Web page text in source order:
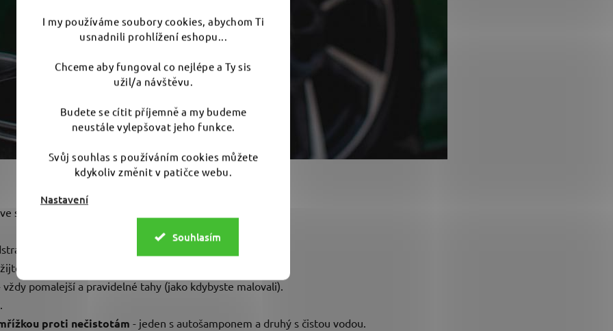
I my používáme soubory cookies, abychom Ti
usnadnili prohlížení eshopu...
Chceme aby fungoval co nejlépe a Ty sis
užil/a návštěvu.
Budete se cítit příjemně a my budeme
neustále vylepšovat jeho funkce.
Svůj souhlas s používáním cookies můžete
kdykoliv změnit v patičce webu.
Nastavení
Souhlasím
stínu.
hmyzu
předmytí
pomalejší a pravidelné tahy (jako kdybyste malovali).
proti nečistotám - jeden s autošamponem a druhý s čistou vodou.